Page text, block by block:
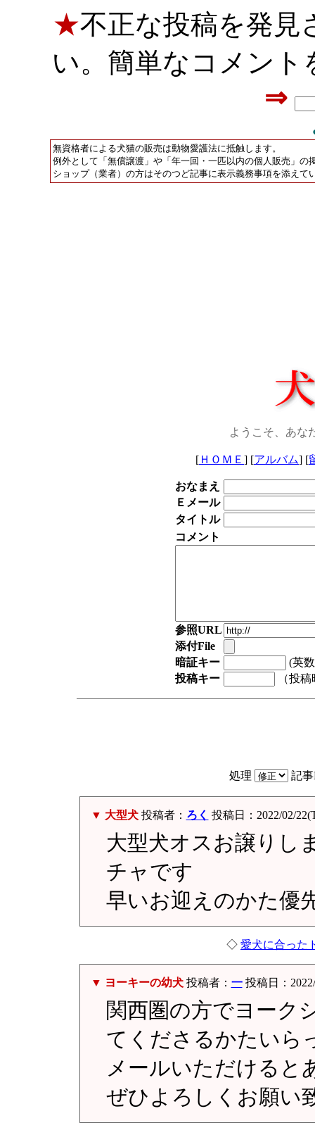
★不正な投稿を発見
い。簡単なコメン
⇒
無資格者による犬猫の販売は動物愛護法に抵触します。
例外として「無償譲渡」や「年一回・一匹以内の個人販売」
ショップ（業者）の方はそのつど記事に表示義務事項を添えて
ようこそ、あな
[ ＨＯＭＥ ] [アルバム] [
おなまえ
Ｅメール
タイトル
コメント
参照URL
添付File
暗証キー
(英
投稿キー
（投
処理 記
▼ 大型犬投稿者： ろく 投稿日：2022/02/
大型犬オスお譲り
チャです
早いお迎えのかた
◇ 愛犬に合った
▼ ヨーキーの幼犬投稿者： 一投稿日：
関西圏の方でヨーク
てくださるかたいら
メールいただけると
ぜひよろしくお願い